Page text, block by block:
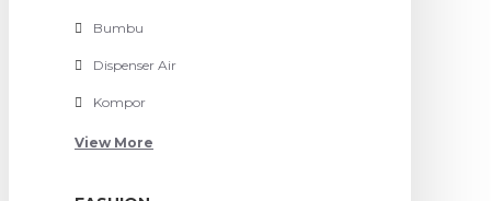
Bumbu
Dispenser Air
Kompor
View More